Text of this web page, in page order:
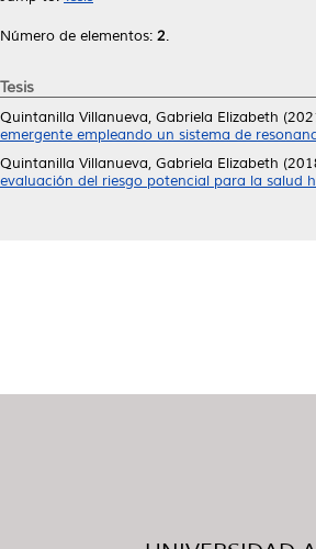
Número de elementos: 2.
Tesis
Quintanilla Villanueva, Gabriela Elizabeth
emergente empleando un sistema de
Quintanilla Villanueva, Gabriela Elizabeth
evaluación del riesgo potencial para la salud